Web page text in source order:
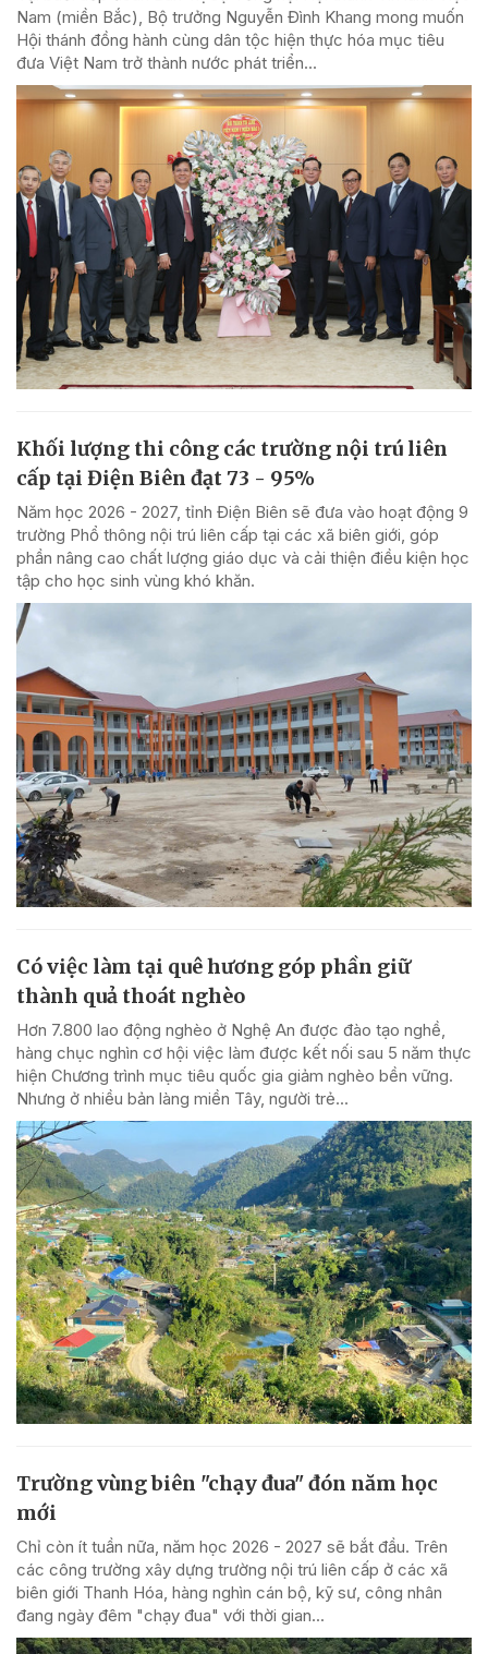
Nam (miền Bắc), Bộ trưởng Nguyễn Đình Khang mong muốn
Hội thánh đồng hành cùng dân tộc hiện thực hóa mục tiêu
đưa Việt Nam trở thành nước phát triển...
Khối lượng thi công các trường nội trú liên
cấp tại Điện Biên đạt 73 - 95%
Năm học 2026 - 2027, tỉnh Điện Biên sẽ đưa vào hoạt động 9
trường Phổ thông nội trú liên cấp tại các xã biên giới, góp
phần nâng cao chất lượng giáo dục và cải thiện điều kiện học
tập cho học sinh vùng khó khăn.
Có việc làm tại quê hương góp phần giữ
thành quả thoát nghèo
Hơn 7.800 lao động nghèo ở Nghệ An được đào tạo nghề,
hàng chục nghìn cơ hội việc làm được kết nối sau 5 năm thực
hiện Chương trình mục tiêu quốc gia giảm nghèo bền vững.
Nhưng ở nhiều bản làng miền Tây, người trẻ...
Trường vùng biên "chạy đua" đón năm học
mới
Chỉ còn ít tuần nữa, năm học 2026 - 2027 sẽ bắt đầu. Trên
các công trường xây dựng trường nội trú liên cấp ở các xã
biên giới Thanh Hóa, hàng nghìn cán bộ, kỹ sư, công nhân
đang ngày đêm "chạy đua" với thời gian...